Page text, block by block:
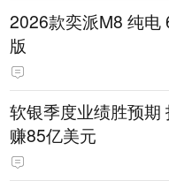
2026款奕派M8 纯电
版
软银季度业绩胜预期
赚85亿美元